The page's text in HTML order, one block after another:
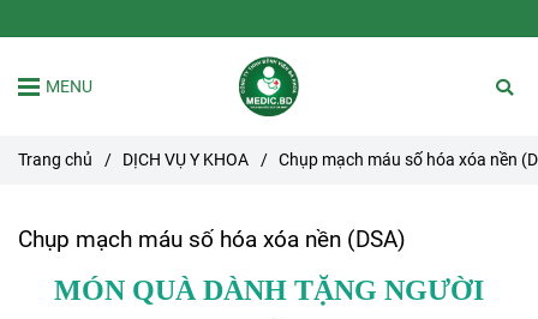
MENU
Trang chủ / DỊCH VỤ Y KHOA / Chụp mạch máu số hóa xóa nền
Chụp mạch máu số hóa xóa nền (DSA)
MÓN QUÀ DÀNH TẶNG NGƯỜI